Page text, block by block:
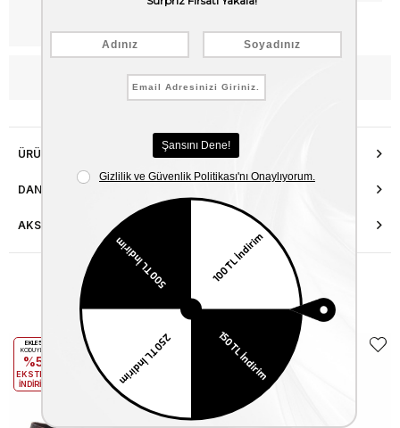
WhatsApp’tan Bilgi Al
ÜRÜN ÖZELLIKLERI
DANIŞMA HATTI
AKSESUAR ONARIMI
Benzer Ürünler
EKLE5
KODUYLA
%5
EKSTRA
İNDİRİM
EKLE5
KODUYLA